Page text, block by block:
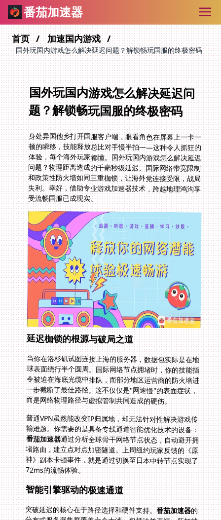
番茄加速器
首页 加速国内游戏
国外玩国内游戏怎么解决延迟问题？解锁畅玩国服的终极密码
国外玩国内游戏怎么解决延迟问
题？解锁畅玩国服的终极密码
身处异国他乡打开国服客户端，眼看角色在屏幕上一卡一
顿的瞬移，技能释放总比对手慢半拍——这种令人抓狂的
体验，每个海外玩家都懂。国外玩国内游戏怎么解决延迟
问题？物理距离造成的千毫秒级延迟、国际网络带宽限制
和政策性防火墙如同三重枷锁，让海外党连接受限，战局
失利。幸好，借助专业游戏加速器技术，跨越地理鸿沟享
受流畅国服已成现实。
延迟枷锁的根源与破局之道
当你在洛杉矶试图连接上海的服务器，数据包实际是在地
球表面绕行半个圆周。国际网络节点拥堵时，你的技能指
令被迫在海底光缆中排队，而部分地区运营商的防火墙进
一步截断了最佳路径。这不仅仅是"网速慢"的表面症状，
而是网络物理路径与虚拟管制共同造成的硬伤。
普通VPN虽然能改变IP归属地，却无法针对性解决游戏传
输难题。你需要的是具备专线通道智能优化技术的设备：
番茄加速器通过分析全球骨干网络节点状态，自动避开拥
堵路由，建立点对点加密隧道。上周纽约玩家反馈的《原
神》副本卡顿事件，就是通过切换至日本中转节点实现了
72ms的流畅体验。
智能引擎驱动的极速通道
突破延迟的核心在于路径选择和硬件支持。番茄加速器的
分布式服务器集群覆盖六个大洲，包括法兰克福、新加坡
等23个网络枢纽。启动加速器瞬间，系统会检测你设备到
各节点的实际响应速度，在东京、洛杉矶等节点中动态选
择速度最优解。实测显示，悉尼到上海的平均延迟从